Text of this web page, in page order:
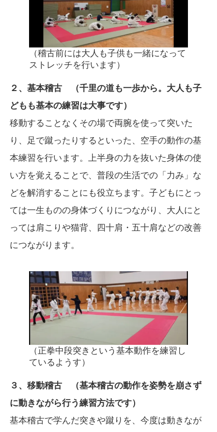
（稽古前には大人も子供も一緒になって
ストレッチを行います）
２、基本稽古 （千里の道も一歩から。大人も子
どもも基本の練習は大事です）
移動することなくその場で両腕を使って突いた
り、足で蹴ったりするといった、空手の動作の基
本練習を行います。上半身の力を抜いた身体の使
い方を覚えることで、普段の生活での「力み」な
どを解消することにも役立ちます。子どもにとっ
ては一生ものの身体づくりにつながり、大人にと
っては肩こりや猫背、四十肩・五十肩などの改善
につながります。
（正拳中段突きという基本動作を練習し
ているようす）
３、移動稽古 （基本稽古の動作を姿勢を崩さず
に動きながら行う練習方法です）
基本稽古で学んだ突きや蹴りを、今度は動きなが